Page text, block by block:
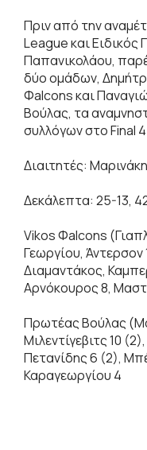
Πριν από την
League και Ειδικός
Παπανικολάου,
δύο ομάδων,
Φalcons και
Βούλας, τα
συλλόγων στο Final
Διαιτητές:
Δεκάλεπτα: 25-13,
Vikos Φalcons
Γεωργίου, Άντερσον
Διαμαντάκος,
Αρνόκουρος 8,
Πρωτέας Βούλας
Μιλεντίγεβιτς 10
Πετανίδης 6 (2),
Καραγεωργίου 4